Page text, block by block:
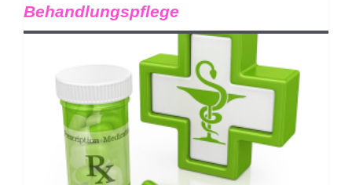
Behandlungspflege